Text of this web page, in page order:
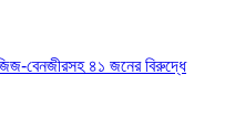
বেনজীরসহ ৪১ জনের বিরুদ্ধে